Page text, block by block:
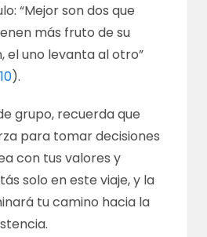
“Mejor son dos que
más fruto de su
el uno levanta al otro”
10).
grupo, recuerda que
para tomar decisiones
con tus valores y
solo en este viaje, y la
tu camino hacia la